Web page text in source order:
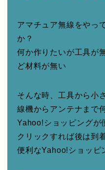
アマチュア無線をやっ
か？
何か作りたいが工具が
ど材料が無い
そんな時、工具から小
線機からアンテナまで
Yahoo!ショッピングが
クリックすれば後は到
便利なYahoo!ショッピ